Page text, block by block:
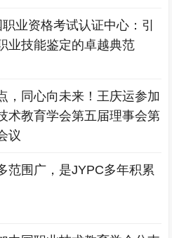
业资格考试认证中心：引
业技能鉴定的卓越典范
，同心向未来！王庆运参加
术教育学会第五届理事会第
议
范围广，是JYPC多年积累